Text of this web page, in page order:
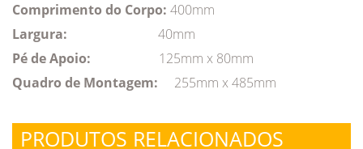
Comprimento do Corpo: 400mm
Largura:
40mm
Pé de Apoio: 125mm x 80mm
Quadro de Montagem: 255mm x 485mm
PRODUTOS RELACIONADOS